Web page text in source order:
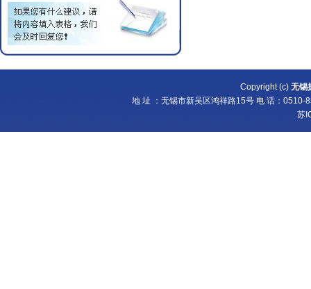
Copyright (c) 无锡
地 址 ：无锡市新吴区鸿祥路15号 电 话：
苏